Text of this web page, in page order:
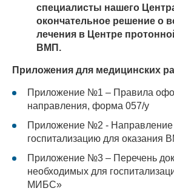
специалисты нашего
окончательное решение о
лечения в Центре
ВМП.
Приложения для медицинских
Приложение №1 – Правила
направления, форма 057/у
Приложение №2 - Направление
госпитализацию для оказания
Приложение №3 – Перечень
необходимых для
МИБС»